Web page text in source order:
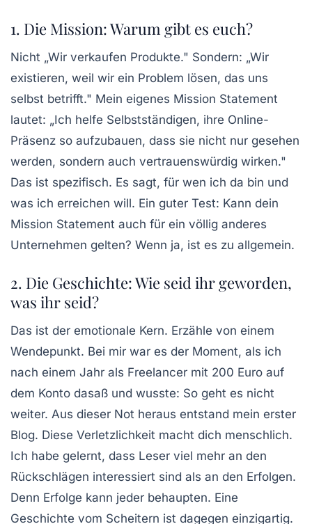
1. Die Mission: Warum gibt es euch?
Nicht „Wir verkaufen Produkte." Sondern: „Wir
existieren, weil wir ein Problem lösen, das uns
selbst betrifft." Mein eigenes Mission Statement
lautet: „Ich helfe Selbstständigen, ihre Online-
Präsenz so aufzubauen, dass sie nicht nur gesehen
werden, sondern auch vertrauenswürdig wirken."
Das ist spezifisch. Es sagt, für wen ich da bin und
was ich erreichen will. Ein guter Test: Kann dein
Mission Statement auch für ein völlig anderes
Unternehmen gelten? Wenn ja, ist es zu allgemein.
2. Die Geschichte: Wie seid ihr geworden,
was ihr seid?
Das ist der emotionale Kern. Erzähle von einem
Wendepunkt. Bei mir war es der Moment, als ich
nach einem Jahr als Freelancer mit 200 Euro auf
dem Konto dasaß und wusste: So geht es nicht
weiter. Aus dieser Not heraus entstand mein erster
Blog. Diese Verletzlichkeit macht dich menschlich.
Ich habe gelernt, dass Leser viel mehr an den
Rückschlägen interessiert sind als an den Erfolgen.
Denn Erfolge kann jeder behaupten. Eine
Geschichte vom Scheitern ist dagegen einzigartig.